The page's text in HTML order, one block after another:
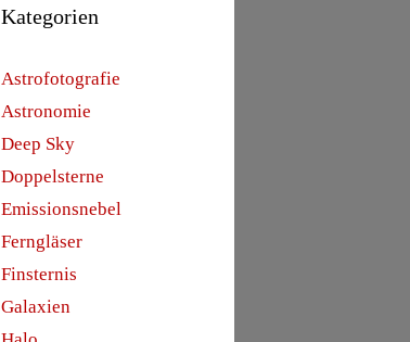
Kategorien
Astrofotografie
Astronomie
Deep Sky
Doppelsterne
Emissionsnebel
Ferngläser
Finsternis
Galaxien